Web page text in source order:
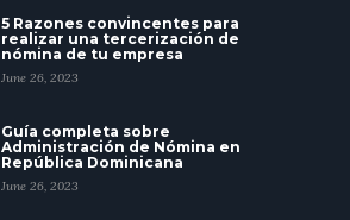
5 Razones convincentes para
realizar una tercerización de
nómina de tu empresa
June 26, 2023
Guía completa sobre
Administración de Nómina en
República Dominicana
June 26, 2023